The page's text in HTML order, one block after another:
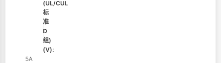
(UL/CUL
标
准
D
组)
(V):
5A